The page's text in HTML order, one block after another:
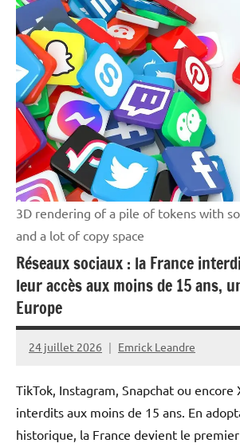
3D rendering of a pile of tokens with
and a lot of copy space
Réseaux sociaux : la France
leur accès aux moins de 15 ans,
Europe
24 juillet 2026 Emrick Leandre
Aucun
TikTok, Instagram, Snapchat ou
interdits aux moins de 15 ans. En
historique, la France devient le